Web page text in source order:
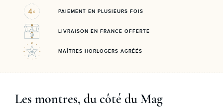
PAIEMENT EN PLUSIEURS FOIS
LIVRAISON EN FRANCE OFFERTE
MAÎTRES HORLOGERS AGRÉÉS
Les montres, du côté du Mag